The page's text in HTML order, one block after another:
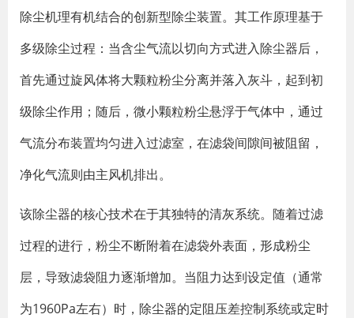
除尘机理有机结合的创新型除尘装置。其工作原理基于
多级除尘过程：当含尘气流以切向方式进入除尘器后，
首先通过旋风体将大颗粒粉尘分离并落入灰斗，起到初
级除尘作用；随后，微小颗粒粉尘悬浮于气体中，通过
气流分布装置均匀进入过滤室，在滤袋间隙间被阻留，
净化气流则由主风机排出。
该除尘器的核心技术在于其独特的清灰系统。随着过滤
过程的进行，粉尘不断附着在滤袋外表面，形成粉尘
层，导致滤袋阻力逐渐增加。当阻力达到设定值（通常
为1960Pa左右）时，除尘器的定阻压差控制系统或定时